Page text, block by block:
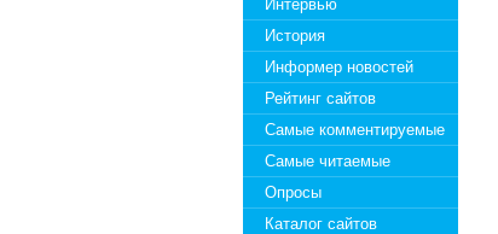
Интервью
История
Информер новостей
Рейтинг сайтов
Самые комментируемые
Самые читаемые
Опросы
Каталог сайтов